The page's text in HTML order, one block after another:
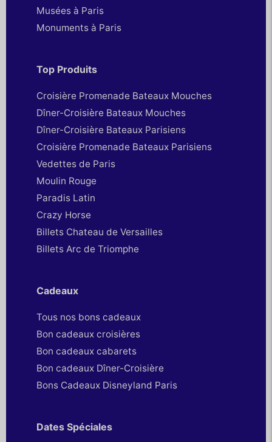
Musées à Paris
Monuments à Paris
Top Produits
Croisière Promenade Bateaux Mouches
Dîner-Croisière Bateaux Mouches
Dîner-Croisière Bateaux Parisiens
Croisière Promenade Bateaux Parisiens
Vedettes de Paris
Moulin Rouge
Paradis Latin
Crazy Horse
Billets Chateau de Versailles
Billets Arc de Triomphe
Cadeaux
Tous nos bons cadeaux
Bon cadeaux croisières
Bon cadeaux cabarets
Bon cadeaux Dîner-Croisière
Bons Cadeaux Disneyland Paris
Dates Spéciales